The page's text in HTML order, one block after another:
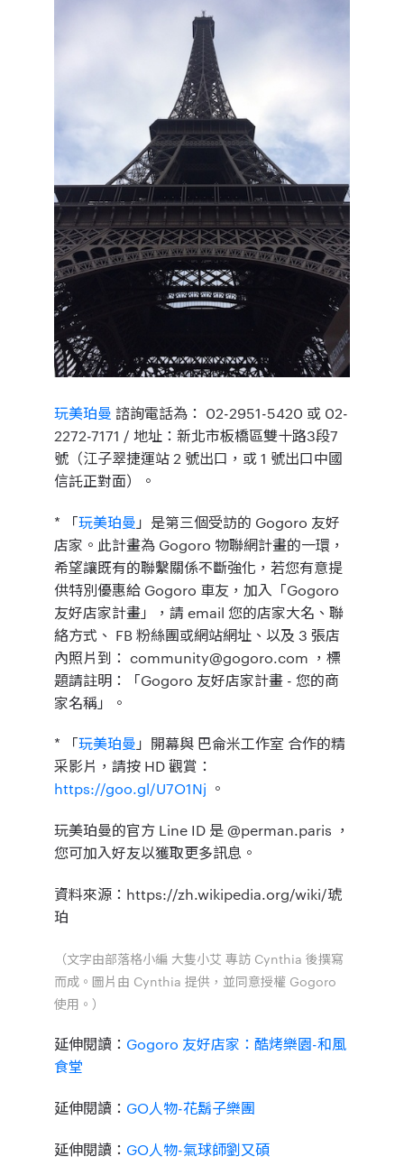
玩美珀曼 諮詢電話為： 02-2951-5420 或 02-
2272-7171 / 地址：新北市板橋區雙十路3段7
號（江子翠捷運站 2 號出口，或 1 號出口中國
信託正對面）。
* 「玩美珀曼 」是第三個受訪的 Gogoro 友好
店家。此計畫為 Gogoro 物聯網計畫的一環，
希望讓既有的聯繫關係不斷強化，若您有意提
供特別優惠給 Gogoro 車友，加入「Gogoro
友好店家計畫」，請 email 您的店家大名、聯
絡方式、 FB 粉絲團或網站網址、以及 3 張店
內照片到： community@gogoro.com ，標
題請註明：「Gogoro 友好店家計畫 - 您的商
家名稱」。
* 「玩美珀曼 」開幕與 巴侖米工作室 合作的精
采影片，請按 HD 觀賞：
https://goo.gl/U7O1Nj 。
玩美珀曼的官方 Line ID 是 @perman.paris ，
您可加入好友以獲取更多訊息。
資料來源：https://zh.wikipedia.org/wiki/琥
珀
（文字由部落格小編 大隻小艾 專訪 Cynthia 後撰寫
而成。圖片由 Cynthia 提供，並同意授權 Gogoro
使用。）
延伸閱讀： Gogoro 友好店家：酷烤樂園-和風
食堂
延伸閱讀： GO人物-花鬍子樂團
延伸閱讀： GO人物-氣球師劉又碩